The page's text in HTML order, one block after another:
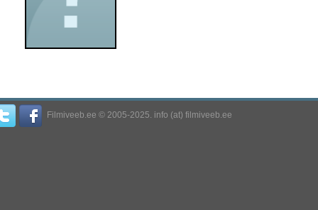
Filmiveeb.ee © 2005-2025. info (at) filmiveeb.ee